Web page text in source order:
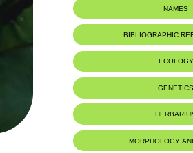
NAMES
Arabic name: زراوند أخيرش
BIBLIOGRAPHIC
ECOLOGY
Lebanon
Habitat : Collines
MORPHOLOGY